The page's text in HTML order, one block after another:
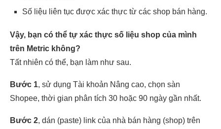
Số liệu liên tục được xác thực từ các shop bán hàng.
Vậy, bạn có thể tự xác thực số liệu shop của mình
trên Metric không?
Tất nhiên có thể, bạn làm như sau.
Bước 1, sử dụng Tài khoản Nâng cao, chọn sàn
Shopee, thời gian phân tích 30 hoặc 90 ngày gần nhất.
Bước 2, dán (paste) link của nhà bán hàng (shop) trên